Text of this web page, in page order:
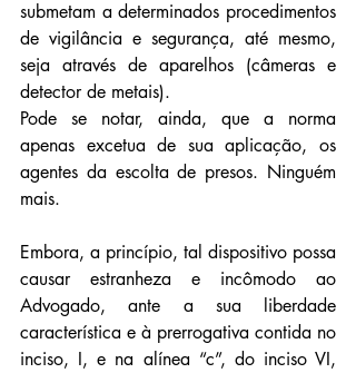
submetam a determinados procedimentos
de vigilância e segurança, até mesmo,
seja através de aparelhos (câmeras e
detector de metais).
Pode se notar, ainda, que a norma
apenas excetua de sua aplicação, os
agentes da escolta de presos. Ninguém
mais.
Embora, a princípio, tal dispositivo possa
causar estranheza e incômodo ao
Advogado, ante a sua liberdade
característica e à prerrogativa contida no
inciso, I, e na alínea “c”, do inciso VI,